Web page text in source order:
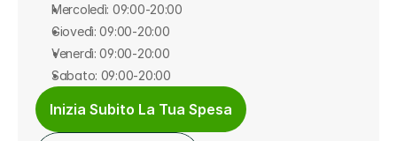
Mercoledì: 09:00-20:00
Giovedì: 09:00-20:00
Venerdì: 09:00-20:00
Sabato: 09:00-20:00
Inizia Subito La Tua Spesa